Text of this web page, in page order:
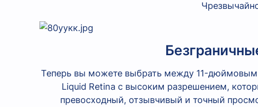
Теперь вы можете выбрать между 11-
Liquid Retina с высоким разрешением,
превосходный, отзывчивый и точный